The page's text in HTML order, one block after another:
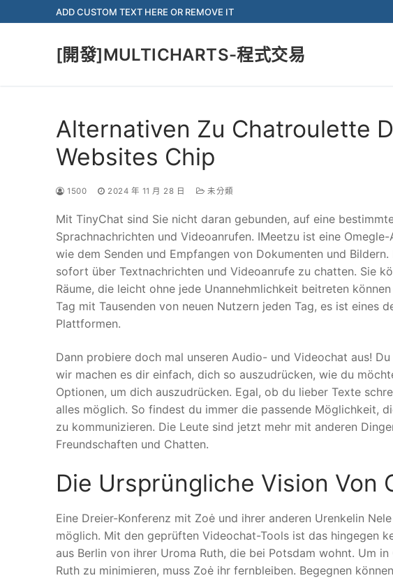
to
ADD CUSTOM TEXT HERE OR REMOVE IT
[開發]MULTICHARTS-程式交易
Alternativen Zu Chatroulette
Websites Chip
1500 2024 年 11 月 28 日 未分類
Mit TinyChat sind Sie nicht daran gebunden, auf eine
Sprachnachrichten und Videoanrufen. IMeetzu ist eine
wie dem Senden und Empfangen von Dokumenten und
sofort über Textnachrichten und Videoanrufe zu chatten. Sie
Räume, die leicht ohne jede Unannehmlichkeit beitreten
Tag mit Tausenden von neuen Nutzern jeden Tag, es ist eines
Plattformen.
Dann probiere doch mal unseren Audio- und Videochat aus!
wir machen es dir einfach, dich so auszudrücken, wie du
Optionen, um dich auszudrücken. Egal, ob du lieber Texte
alles möglich. So findest du immer die passende Möglichkeit,
zu kommunizieren. Die Leute sind jetzt mehr mit anderen
Freundschaften und Chatten.
Die Ursprüngliche Vision Von
Eine Dreier-Konferenz mit Zoė und ihrer anderen Urenkelin
möglich. Mit den geprüften Video­chat-Tools ist das hingegen
aus Berlin von ihrer Uroma Ruth, die bei Potsdam wohnt. Um
Ruth zu minimieren, muss Zoė ihr fern­bleiben. Begegnen